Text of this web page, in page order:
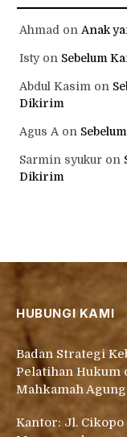
Ahmad on Anak
Istyon Sebelum
Abdul Kasim on
Dikirim
Agus A on
Sarmin syukur on
Dikirim
HUBUNGI KAMI
Badan Strategi
Pelatihan Hukum
Mahkamah Agung
Kantor: Jl. Cikopo